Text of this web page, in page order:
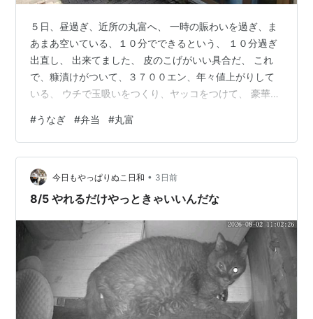
５日、昼過ぎ、近所の丸富へ、 一時の賑わいを過ぎ、ま
あまあ空いている、１０分でできるという、 １０分過ぎ
出直し、 出来てました、 皮のこげがいい具合だ、 これ
で、糠漬けがついて、３７００エン、年々値上がりして
いる、 ウチで玉吸いをつくり、ヤッコをつけて、 豪華な
だ・・・、
#うなぎ #弁当 #丸富
今日もやっぱりぬこ日和 • 3日前
8/5 やれるだけやっときゃいいんだな